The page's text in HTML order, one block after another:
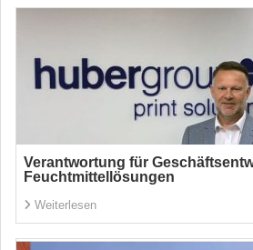
Verantwortung für
Feuchtmittellösungen
Weiterlesen